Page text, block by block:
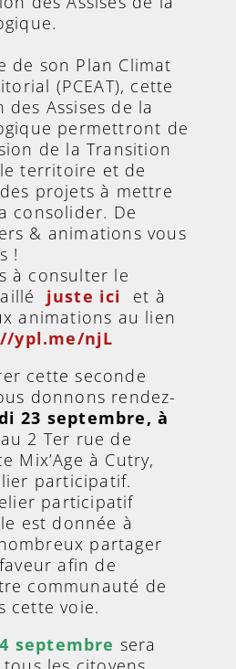
de son Plan Climat
(PCEAT), cette
Assises de la
permettront de
de la Transition
territoire et de
projets à mettre
consolider. De
& animations vous
!
à consulter le
juste ici
et à
animations au lien
ypl.me/njL
cette seconde
donnons rendez-
23 septembre, à
2 Ter rue de
Mix’Age à Cutry,
participatif.
participatif
est donnée à
partager
afin de
communauté de
cette voie.
septembre sera